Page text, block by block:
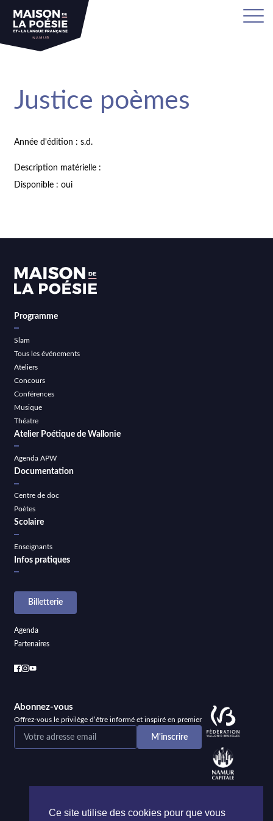
Justice poèmes
Année d'édition : s.d.
Description matérielle :
Disponible : oui
Programme
Slam
Tous les événements
Ateliers
Concours
Conférences
Musique
Théatre
Atelier Poétique de Wallonie
Agenda APW
Documentation
Centre de doc
Poètes
Scolaire
Enseignants
Infos pratiques
Billetterie
Agenda
Partenaires
Abonnez-vous
Offrez-vous le privilège d’être informé et inspiré en premier
Ce site utilise des cookies pour que vous